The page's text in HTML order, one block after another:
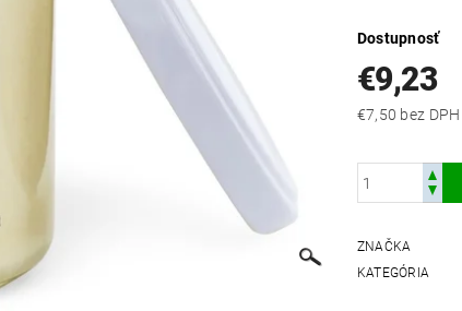
Dostupnosť
€9,23
€7,50 bez DPH
ZNAČKA
KATEGÓRIA